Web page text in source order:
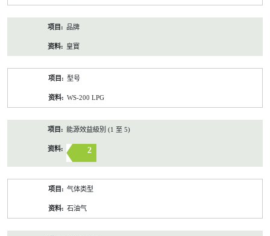
品牌
皇寶
型号
WS-200 LPG
能源效益級別 (1 至 5)
2
气体类型
石油气